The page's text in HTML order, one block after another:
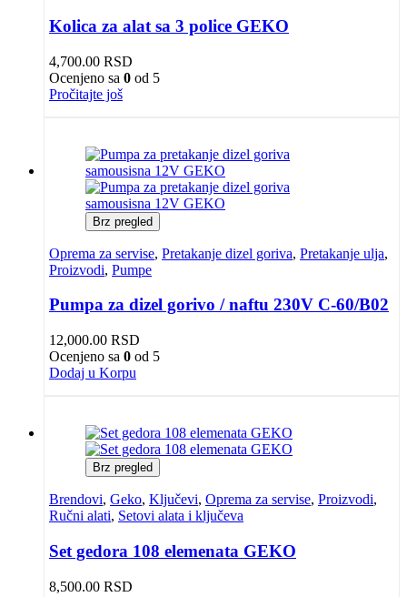
Kolica za alat sa 3 police GEKO
4,700.00 RSD
Ocenjeno sa 0 od 5
Pročitajte još
Brz pregled
Oprema za servise, Pretakanje dizel goriva, Pretakanje ulja,
Proizvodi, Pumpe
Pumpa za dizel gorivo / naftu 230V C-60/B02
12,000.00 RSD
Ocenjeno sa 0 od 5
Dodaj u Korpu
Brz pregled
Brendovi, Geko, Ključevi, Oprema za servise, Proizvodi,
Ručni alati, Setovi alata i ključeva
Set gedora 108 elemenata GEKO
8,500.00 RSD